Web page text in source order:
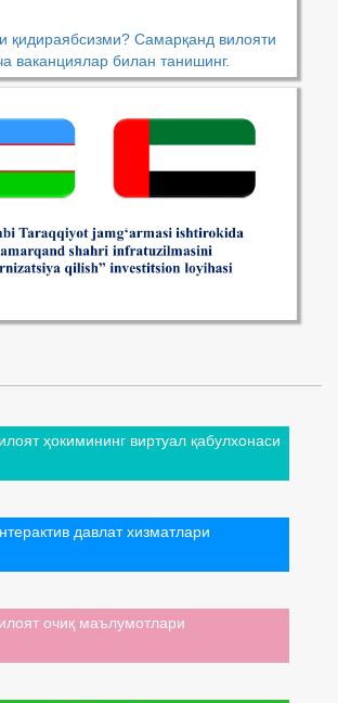
қидираябсизми? Самарқанд вилояти
ваканциялар билан танишинг.
ҳокимининг виртуал қабулхонаси
давлат хизматлари
очиқ маълумотлари